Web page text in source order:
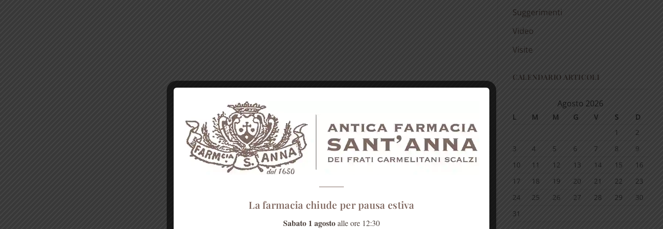
Suggerimenti
Video
Visite
CALENDARIO ARTICOLI
Agosto 2026
L M M G V S
D
1
2
3
4 5 6 7 8
9
10
11 12 13 14 15
16
17
18 19 20 21 22
23
24
25 26 27 28 29
30
31
La farmacia chiude per pausa estiva
Sabato 1 agostoalle ore 12:30